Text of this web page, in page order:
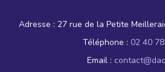
Adresse : 27 rue de la Petite
Téléphone : 02 40
Email :